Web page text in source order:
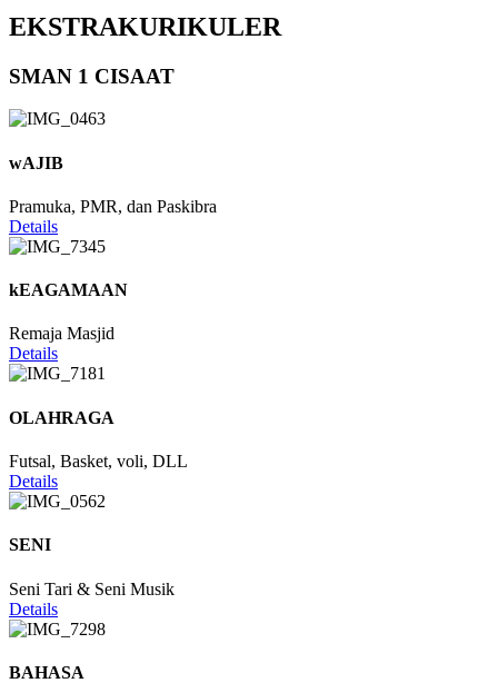
EKSTRAKURIKULER
SMAN 1 CISAAT
wAJIB
Pramuka, PMR, dan Paskibra
Details
kEAGAMAAN
Remaja Masjid
Details
OLAHRAGA
Futsal, Basket, voli, DLL
Details
SENI
Seni Tari & Seni Musik
Details
BAHASA